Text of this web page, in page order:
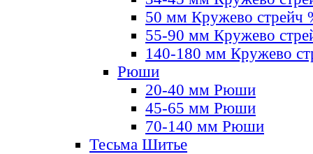
50 мм Кружево стрейч
55-90 мм Кружево
140-180 мм Кружево
Рюши
20-40 мм Рюши
45-65 мм Рюши
70-140 мм Рюши
Тесьма Шитье